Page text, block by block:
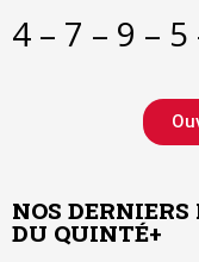
4 – 7 – 9 –
NOS
DU QUINTÉ+